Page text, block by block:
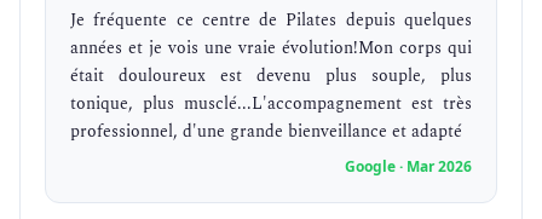
Je fréquente ce centre de Pilates depuis quelques
années et je vois une vraie évolution!Mon corps qui
était douloureux est devenu plus souple, plus
tonique, plus musclé...L'accompagnement est très
professionnel, d'une grande bienveillance et adapté
Google · Mar 2026